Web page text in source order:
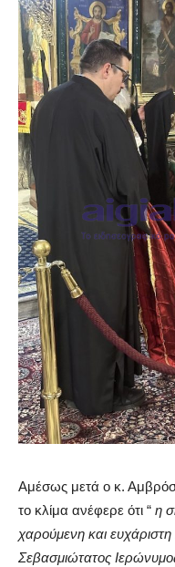
Αμέσως μετά ο κ.
το κλίμα ανέφερε ότι “ η
χαρούμενη και
Σεβασμιώτατος